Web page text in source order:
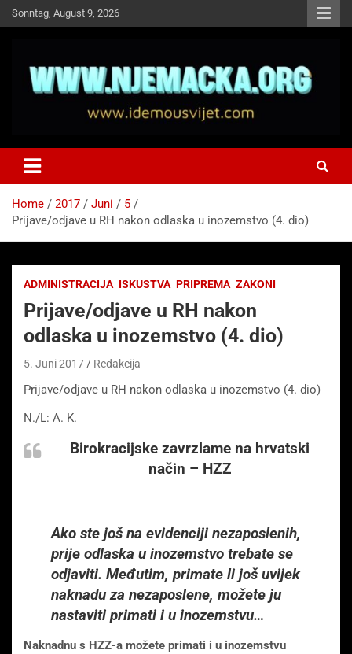
Skip
to
Sonntag, August 9, 2026
Idemo u Svijet-Njemacka!
Home 2017 Juni
5
Prijave/odjave u RH nakon odlaska u inozemstvo (4. dio)
ADMINISTRACIJA ISKUSTVA PRIPREMA ZAKONI
Prijave/odjave u RH nakon
odlaska u inozemstvo (4. dio)
5. Juni 2017 Redakcija
Prijave/odjave u RH nakon odlaska u inozemstvo (4. dio)
N./L: A. K.
Birokracijske zavrzlame na hrvatski
način – HZZ
Ako ste još na evidenciji nezaposlenih,
prije odlaska u inozemstvo trebate se
odjaviti. Međutim, primate li još uvijek
naknadu za nezaposlene, možete ju
nastaviti primati i u inozemstvu…
Naknadnu s HZZ-a možete primati i u inozemstvu